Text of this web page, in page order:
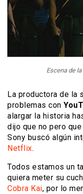
Escena de
La productora de la
problemas con
alargar la historia
dijo que no pero
Sony buscó algún
Netflix.
Todos estamos un
quiera meter su
Cobra Kai, por lo